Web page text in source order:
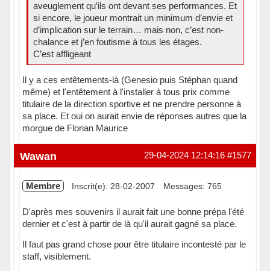
aveuglement qu’ils ont devant ses performances. Et
si encore, le joueur montrait un minimum d’envie et
d’implication sur le terrain… mais non, c’est non-
chalance et j’en foutisme à tous les étages.
C’est affligeant
Il y a ces entêtements-là (Genesio puis Stéphan quand
même) et l'entêtement à l'installer à tous prix comme
titulaire de la direction sportive et ne prendre personne à
sa place. Et oui on aurait envie de réponses autres que la
morgue de Florian Maurice
Hors ligne #1577
29-04-2024 12:14:16
Wawan
Membre Inscrit(e): 28-02-2007 Messages: 765
D'après mes souvenirs il aurait fait une bonne prépa l'été
dernier et c'est à partir de là qu'il aurait gagné sa place.
Il faut pas grand chose pour être titulaire incontesté par le
staff, visiblement.